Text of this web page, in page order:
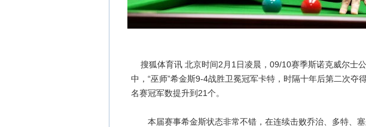
搜狐体育讯 北京时间2月1日凌晨，09/10赛季斯诺克威尔士
中，“巫师”希金斯9-4战胜卫冕冠军卡特，时隔十年后第二次夺
名赛冠军数提升到21个。
本届赛事希金斯状态非常不错，在连续击败乔治、多特、塞